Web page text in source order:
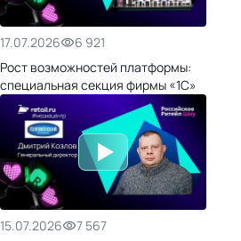
17.07.2026
6 921
Рост возможностей платформы:
специальная секция фирмы «1С»
15.07.2026
7 567